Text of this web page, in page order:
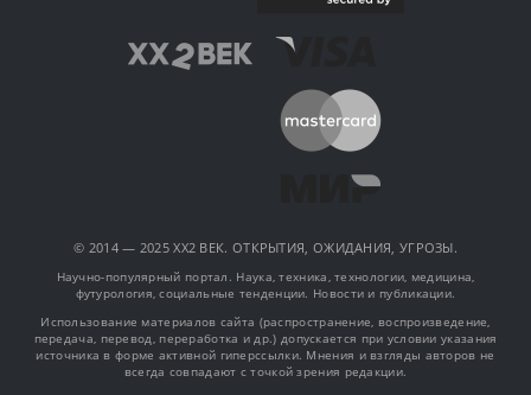
© 2014 — 2025 XX2 ВЕК. ОТКРЫТИЯ, ОЖИДАНИЯ, УГРОЗЫ.
Научно-популярный портал. Наука, техника, технологии, медицина,
футурология, социальные тенденции. Новости и публикации.
Использование материалов сайта (распространение, воспроизведение,
передача, перевод, переработка и др.) допускается при условии указания
источника в форме активной гиперссылки. Мнения и взгляды авторов не
всегда совпадают с точкой зрения редакции.